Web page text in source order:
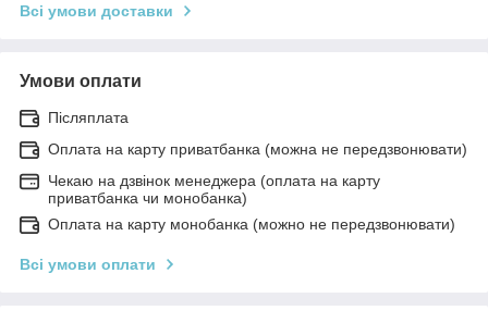
Всі умови доставки
Умови оплати
Післяплата
Оплата на карту приватбанка (можна не передзвонювати)
Чекаю на дзвінок менеджера (оплата на карту
приватбанка чи монобанка)
Оплата на карту монобанка (можно не передзвонювати)
Всі умови оплати